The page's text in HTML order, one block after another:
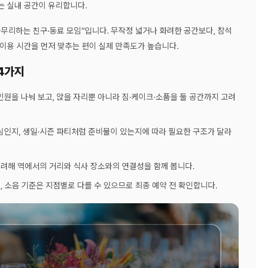
실내 공간이 유리합니다.
리하는 친구·동료 모임”입니다. 무작정 넓거나 화려한 공간보다, 참석
용 시간을 먼저 맞추는 편이 실제 만족도가 높습니다.
지
을 나눠 보고, 앉을 자리뿐 아니라 짐·케이크·소품을 둘 공간까지 고려
지, 생일·시즌 파티처럼 준비물이 있는지에 따라 필요한 구조가 달라
해 역에서의 거리와 식사 장소와의 연결성을 함께 봅니다.
소음 기준은 지점별로 다를 수 있으므로 최종 예약 전 확인합니다.